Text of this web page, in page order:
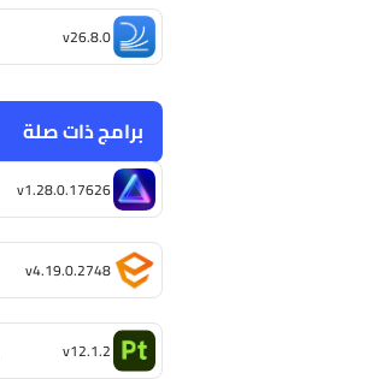
v26.8.0
برامج ذات صلة
v1.28.0.17626
v4.19.0.2748
v12.1.2